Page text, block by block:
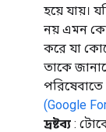
হয়ে যায়।
নয় এমন
করে যা
তাকে
পরিষেবাতে
(Google
দ্রষ্টব্য :